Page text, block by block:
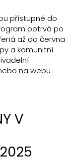
přístupné do
potrvá po
až do června
a komunitní
na webu
V